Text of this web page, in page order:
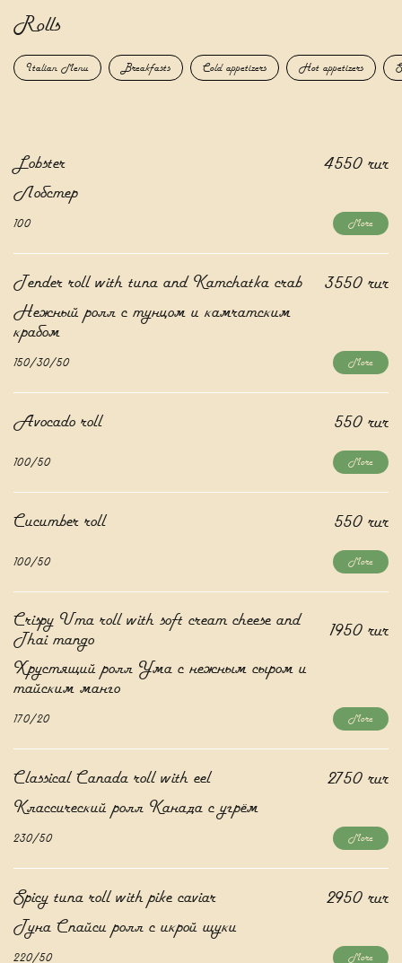
Rolls
Italian Menu Breakfasts Cold appetizers Hot appetizers
Lobster 4550 rur
Лобстер
100 More
Tender roll with tuna and Kamchatka crab 3550 rur
Нежный ролл с тунцом и камчатским
крабом
150/30/50 More
Avocado roll 550 rur
100/50 More
Cucumber roll 550 rur
100/50 More
Crispy Uma roll with soft cream cheese and
Thai mango 1950 rur
Хрустящий ролл Ума с нежным сыром и
тайским манго
170/20 More
Classical Canada roll with eel 2750 rur
Классический ролл Канада с угрём
230/50 More
Spicy tuna roll with pike caviar 2950 rur
Туна Спайси ролл с икрой щуки
220/50 More